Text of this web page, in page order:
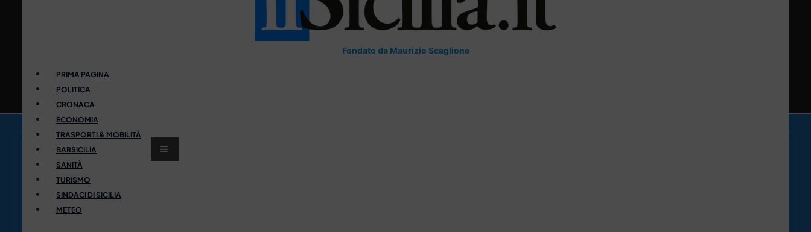
Fondato da Maurizio Scaglione
PRIMA PAGINA
POLITICA
CRONACA
ECONOMIA
TRASPORTI & MOBILITÀ
BARSICILIA
SANITÀ
TURISMO
SINDACI DI SICILIA
METEO